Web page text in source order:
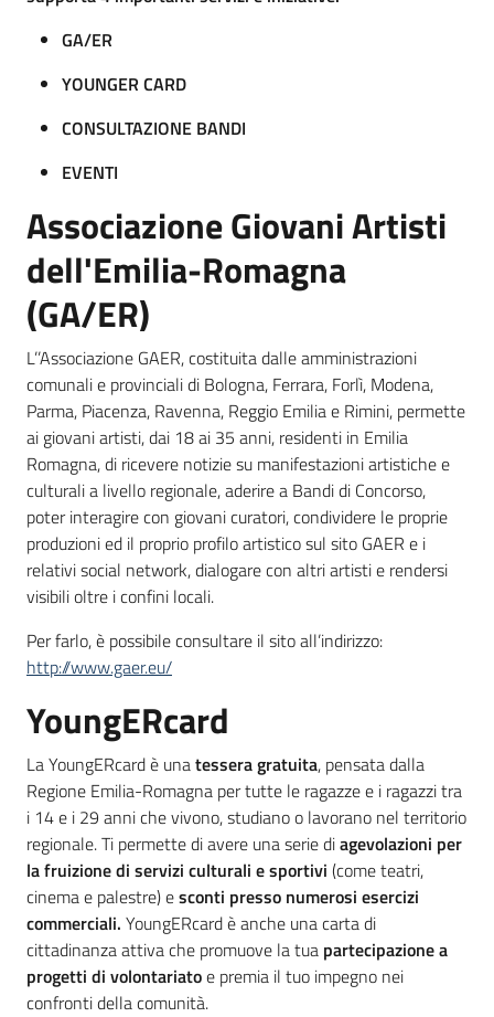
GA/ER
YOUNGER CARD
CONSULTAZIONE BANDI
EVENTI
Associazione Giovani Artisti
dell'Emilia-Romagna
(GA/ER)
L’’Associazione GAER, costituita dalle amministrazioni
comunali e provinciali di Bologna, Ferrara, Forlì, Modena,
Parma, Piacenza, Ravenna, Reggio Emilia e Rimini, permette
ai giovani artisti, dai 18 ai 35 anni, residenti in Emilia
Romagna, di ricevere notizie su manifestazioni artistiche e
culturali a livello regionale, aderire a Bandi di Concorso,
poter interagire con giovani curatori, condividere le proprie
produzioni ed il proprio profilo artistico sul sito GAER e i
relativi social network, dialogare con altri artisti e rendersi
visibili oltre i confini locali.
Per farlo, è possibile consultare il sito all’indirizzo:
http://www.gaer.eu/
YoungERcard
La YoungERcard è unatessera gratuita, pensata dalla
Regione Emilia-Romagna per tutte le ragazze e i ragazzi tra
i 14 e i 29 anni che vivono, studiano o lavorano nel territorio
regionale. Ti permette di avere una serie diagevolazioni per
la fruizione di servizi culturali e sportivi (come teatri,
cinema e palestre) esconti presso numerosi esercizi
commerciali. YoungERcard è anche una carta di
cittadinanza attiva che promuove la tua partecipazione a
progetti di volontariatoe premia il tuo impegno nei
confronti della comunità.